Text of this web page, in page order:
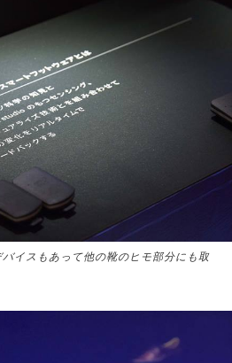
イスもあって他の靴のヒモ部分にも取